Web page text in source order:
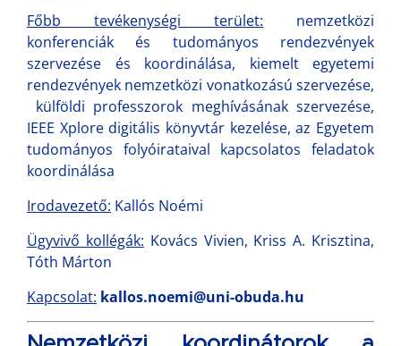
Főbb tevékenységi terület: nemzetközi
konferenciák és tudományos rendezvények
szervezése és koordinálása, kiemelt egyetemi
rendezvények nemzetközi vonatkozású szervezése,
külföldi professzorok meghívásának szervezése,
IEEE Xplore digitális könyvtár kezelése, az Egyetem
tudományos folyóirataival kapcsolatos feladatok
koordinálása
Irodavezető: Kallós Noémi
Ügyvivő kollégák: Kovács Vivien, Kriss A. Krisztina,
Tóth Márton
Kapcsolat: kallos.noemi@uni-obuda.hu